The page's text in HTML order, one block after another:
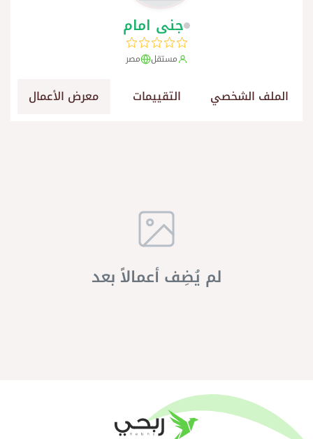
جنى امام
مستقل مصر
الملف الشخصي التقييمات معرض الأعمال
لم يُضِف أعمالاً بعد